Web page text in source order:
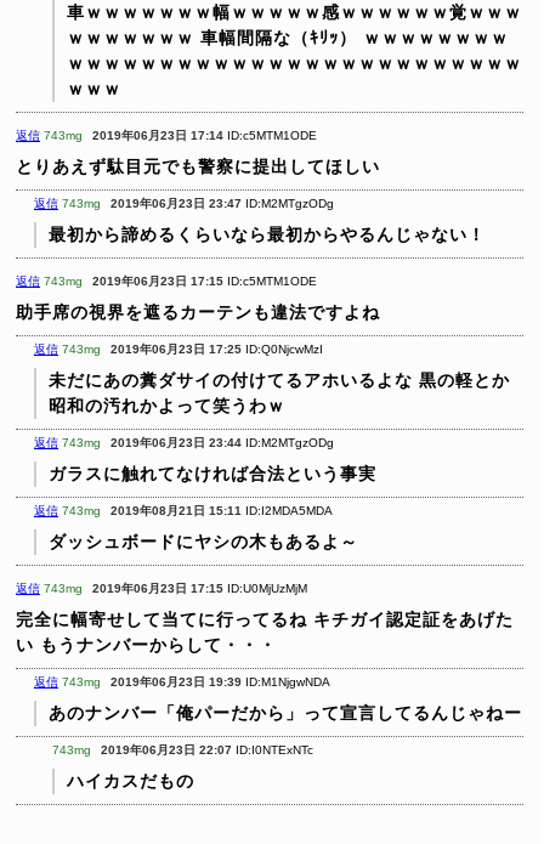
車ｗｗｗｗｗｗｗ幅ｗｗｗｗｗ感ｗｗｗｗｗｗ覚ｗｗｗ
ｗｗｗｗｗｗｗ 車幅間隔な（ｷﾘｯ）
ｗｗｗｗｗｗｗｗ
ｗｗｗｗｗｗｗｗｗｗｗｗｗｗｗｗｗｗｗｗｗｗｗｗｗ
ｗｗｗ
返信 743mg 2019年06月23日 17:14 ID:c5MTM1ODE
とりあえず駄目元でも警察に提出してほしい
返信 743mg 2019年06月23日 23:47 ID:M2MTgzODg
最初から諦めるくらいなら最初からやるんじゃない！
返信 743mg 2019年06月23日 17:15 ID:c5MTM1ODE
助手席の視界を遮るカーテンも違法ですよね
返信 743mg 2019年06月23日 17:25 ID:Q0NjcwMzI
未だにあの糞ダサイの付けてるアホいるよな 黒の軽とか
昭和の汚れかよって笑うわｗ
返信 743mg 2019年06月23日 23:44 ID:M2MTgzODg
ガラスに触れてなければ合法という事実
返信 743mg 2019年08月21日 15:11 ID:I2MDA5MDA
ダッシュボードにヤシの木もあるよ～
返信 743mg 2019年06月23日 17:15 ID:U0MjUzMjM
完全に幅寄せして当てに行ってるね キチガイ認定証をあげた
い もうナンバーからして・・・
返信 743mg 2019年06月23日 19:39 ID:M1NjgwNDA
あのナンバー「俺パーだから」って宣言してるんじゃねー
743mg 2019年06月23日 22:07 ID:I0NTExNTc
ハイカスだもの